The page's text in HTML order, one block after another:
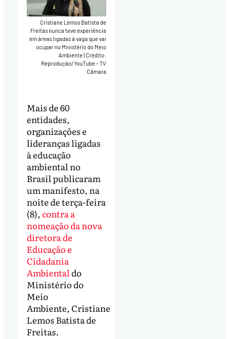
Cristiane Lemos Batista de
Freitas nunca teve experiência
em áreas ligadas à vaga que vai
ocupar no Ministério do Meio
Ambiente|Crédito:
Reprodução/YouTube – TV
Câmara
Mais de 60
entidades,
organizações e
lideranças ligadas
à educação
ambiental no
Brasil publicaram
um manifesto, na
noite de terça-feira
(8), contra a
nomeação da nova
diretora de
Educação e
Cidadania
Ambientaldo
Ministério do
Meio
Ambiente, Cristiane
Lemos Batista de
Freitas.